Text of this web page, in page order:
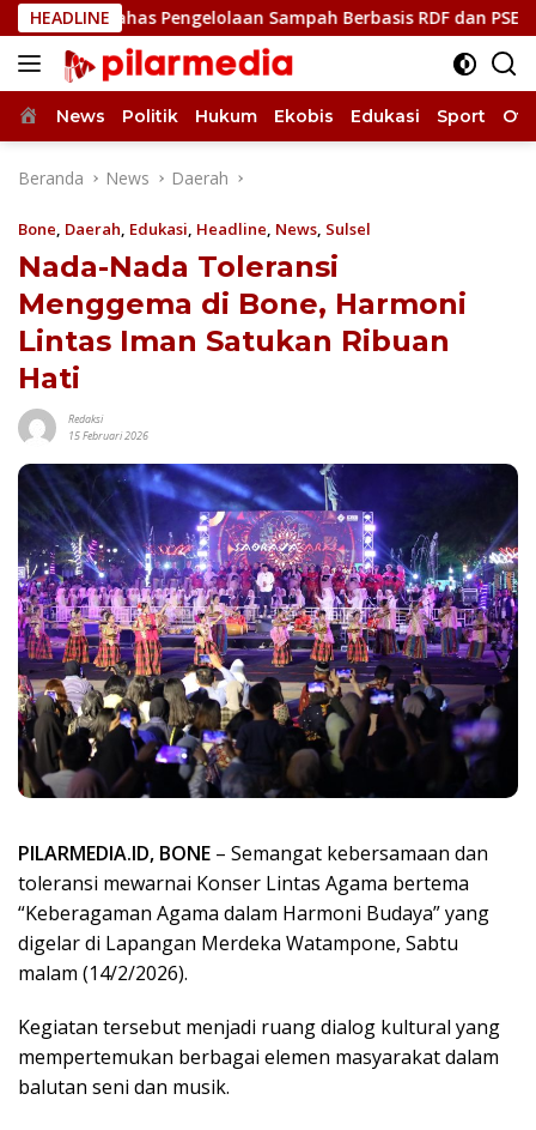
Langsung
ke
konten
HEADLINE
Pengelolaan Sampah Berbasis RDF dan PSEL
Home
News Politik Hukum Ekobis Edukasi Sport
Beranda News Daerah
Bone, Daerah, Edukasi, Headline, News, Sulsel
Nada-Nada Toleransi
Menggema di Bone, Harmoni
Lintas Iman Satukan Ribuan
Hati
Redaksi
15 Februari 2026
PILARMEDIA.ID, BONE – Semangat kebersamaan dan
toleransi mewarnai Konser Lintas Agama bertema
“Keberagaman Agama dalam Harmoni Budaya” yang
digelar di Lapangan Merdeka Watampone, Sabtu
malam (14/2/2026).
Kegiatan tersebut menjadi ruang dialog kultural yang
mempertemukan berbagai elemen masyarakat dalam
balutan seni dan musik.